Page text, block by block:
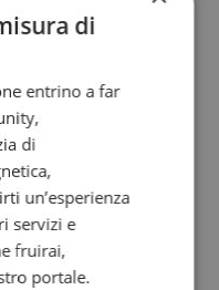
di
entrino a far
di
un’esperienza
servizi e
fruirai,
portale.